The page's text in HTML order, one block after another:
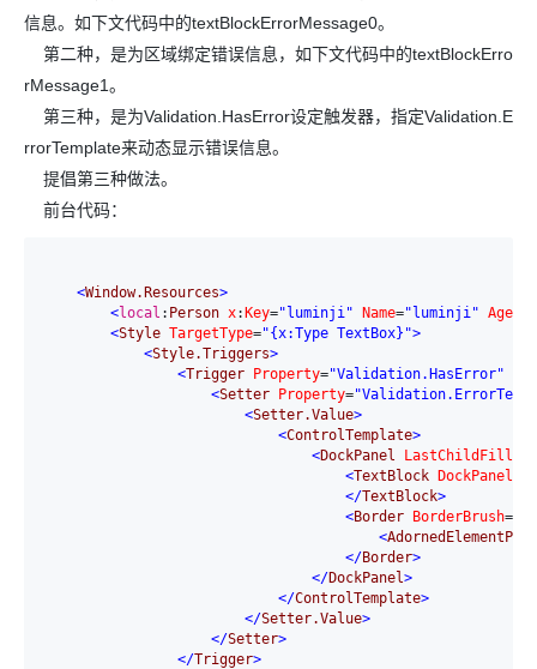
信息。如下文代码中的textBlockErrorMessage0。
第二种，是为区域绑定错误信息，如下文代码中的textBlockErro
rMessage1。
第三种，是为Validation.HasError设定触发器，指定Validation.E
rrorTemplate来动态显示错误信息。
提倡第三种做法。
前台代码：
<Window.Resources>
<local : Person x: Key="luminji" Name="luminji" Age
<Style TargetType="{x:Type TextBox}">
<Style.Triggers>
<Trigger Property="Validation.HasError"
<Setter Property=
<Setter.Value>
<ControlTemplate>
<DockPanel LastChildFill
<TextBlock DockPanel
</TextBlock>
<Border BorderBrush=
<
</Border>
</DockPanel>
</ControlTemplate>
</Setter.Value>
</Setter>
</Trigger>